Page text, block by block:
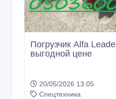
Погрузчик Alfa
выгодной цене
20/05/2026 13:05
Спецтехника